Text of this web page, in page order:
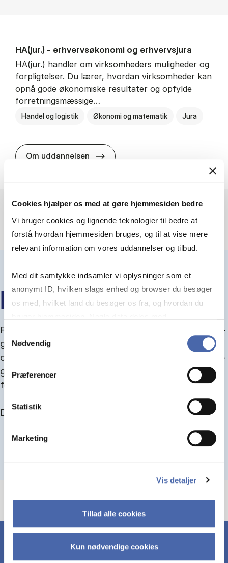
Cookies hjælper os med at gøre hjemmesiden bedre
Vi bruger cookies og lignende teknologier til bedre at
forstå hvordan hjemmesiden bruges, og til at vise mere
relevant information om vores uddannelser og tilbud.
Med dit samtykke indsamler vi oplysninger som et
anonymt ID, hvilken slags enhed og browser du besøger
os med, hvilket land du besøger os fra, og hvordan du
markedsføring. Du bestemmer selv - og kan altid trække
Samtykkevalg
Nødvendig
Præferencer
Statistik
Marketing
Vis detaljer
Tillad alle cookies
Kun nødvendige cookies
HA(jur.) - erhvervs­økonomi og erhvervs­jura
HA(jur.) handler om virksomheders muligheder og
forpligtelser. Du lærer, hvordan virksomheder kan
opnå gode økonomiske resultater og opfylde
forretningsmæssige…
Handel og logistik Økonomi og matematik Jura
Om uddannelsen HA(jur.) - erhvervs­økonomi og
IN­FO­MØ­DER OM OP­TA­GEL­SE
Fra september kan du del­tage i in­fo­mø­der om op­ta­
gel­se, hvor vi gu­i­der dig igen­nem an­søg­nings­pro­
ces­sen, og for­tæl­ler om kvo­te 1 og 2, sprog- og ad­
gangs­krav, og hvordan du forbedrer dine chancer
for at blive optaget.
Du kan finde alle events her i slutningen af august.